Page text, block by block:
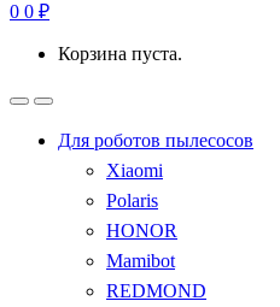
0 0 ₽
Корзина пуста.
Для роботов пылесосов
Xiaomi
Polaris
HONOR
Mamibot
REDMOND